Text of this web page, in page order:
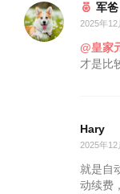
军爸
2025年
@皇家
才是比
Hary
2025年
就是自
动续费